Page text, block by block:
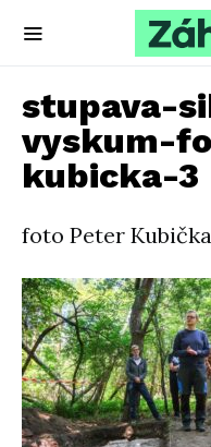
stupava-
vyskum-
kubicka-3
foto Peter